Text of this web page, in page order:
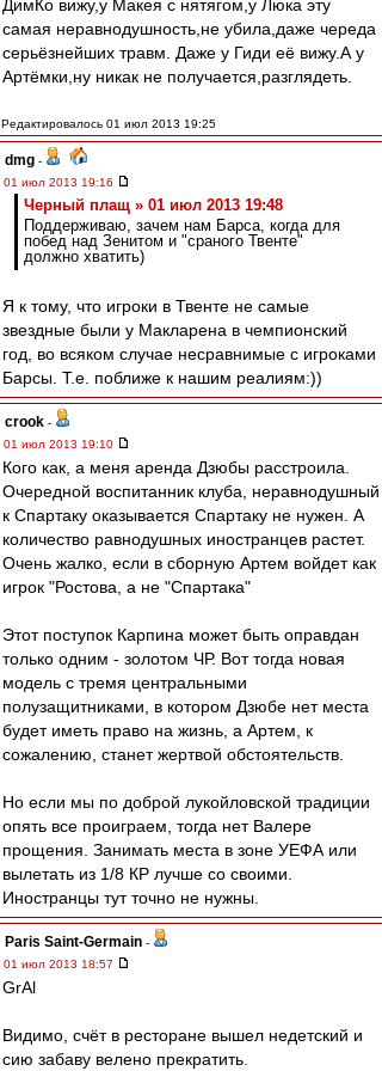
ДимКо вижу,у Макея с нятягом,у Люка эту
самая неравнодушность,не убила,даже череда
серьёзнейших травм. Даже у Гиди её вижу.А у
Артёмки,ну никак не получается,разглядеть.
Редактировалось 01 июл 2013 19:25
dmg -
01 июл 2013 19:16
Черный плащ » 01 июл 2013 19:48
Поддерживаю, зачем нам Барса, когда для
побед над Зенитом и "сраного Твенте"
должно хватить)
Я к тому, что игроки в Твенте не самые
звездные были у Макларена в чемпионский
год, во всяком случае несравнимые с игроками
Барсы. Т.е. поближе к нашим реалиям:))
crook -
01 июл 2013 19:10
Кого как, а меня аренда Дзюбы расстроила.
Очередной воспитанник клуба, неравнодушный
к Спартаку оказывается Спартаку не нужен. А
количество равнодушных иностранцев растет.
Очень жалко, если в сборную Артем войдет как
игрок "Ростова, а не "Спартака"
Этот поступок Карпина может быть оправдан
только одним - золотом ЧР. Вот тогда новая
модель с тремя центральными
полузащитниками, в котором Дзюбе нет места
будет иметь право на жизнь, а Артем, к
сожалению, станет жертвой обстоятельств.
Но если мы по доброй лукойловской традиции
опять все проиграем, тогда нет Валере
прощения. Занимать места в зоне УЕФА или
вылетать из 1/8 КР лучше со своими.
Иностранцы тут точно не нужны.
Paris Saint-Germain -
01 июл 2013 18:57
GrAl
Видимо, счёт в ресторане вышел недетский и
сию забаву велено прекратить.